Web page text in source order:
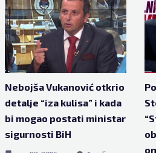
Nebojša Vukanović otkrio
detalje “iza kulisa” i kada
bi mogao postati ministar
sigurnosti BiH